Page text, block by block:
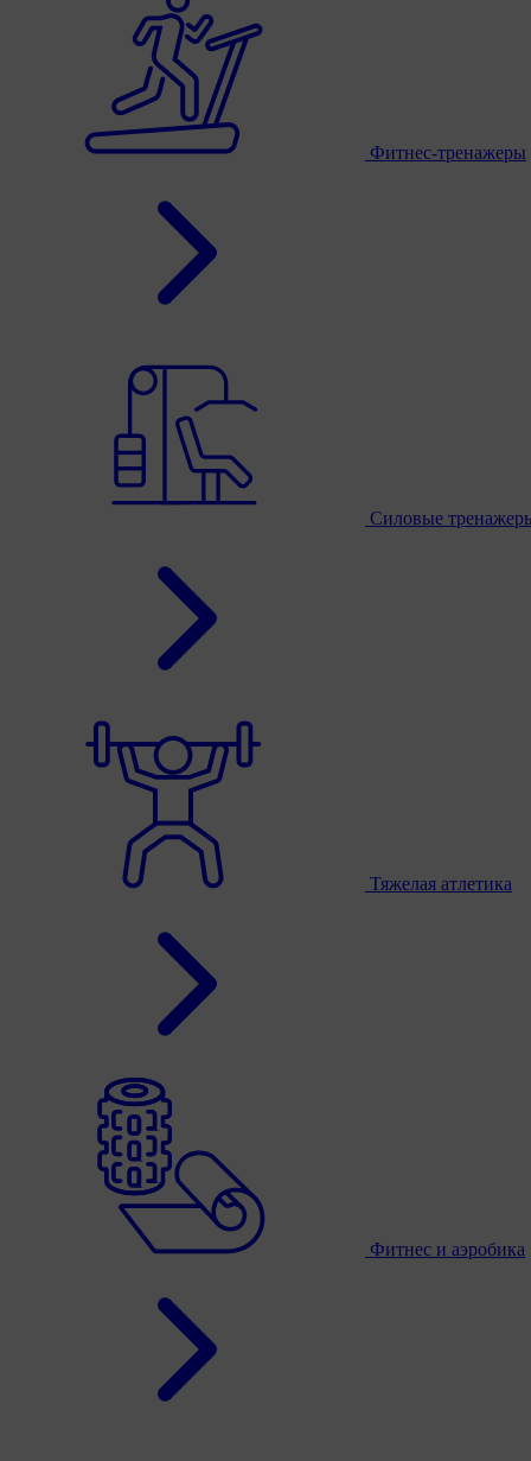
Фитнес-тренажеры
Силовые
Тяжелая атлетика
Фитнес и аэробика